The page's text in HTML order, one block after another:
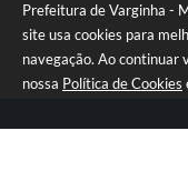
Prefeitura de Varginha -
site usa cookies para
navegação. Ao continuar
nossa Política de Cookies